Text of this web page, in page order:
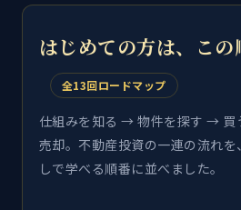
はじめての方は、こ
全13回ロードマップ
仕組みを知る → 物件を探す →
売却。不動産投資の一連の流れ
しで学べる順番に並べました。